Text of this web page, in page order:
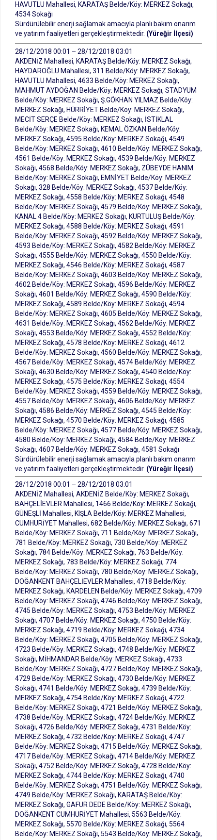
HAVUTLU Mahallesi, KARATAŞ Belde/Köy: MERKEZ Sokağı,
4534 Sokağı
Sürdürülebilir enerji sağlamak amacıyla planlı bakım onarım
ve yatırım faaliyetleri gerçekleştirmektedir. (Yüreğir İlçesi)
28/12/2018 00:01 – 28/12/2018 03:01
AKDENİZ Mahallesi, KARATAŞ Belde/Köy: MERKEZ Sokağı,
HAYDAROĞLU Mahallesi, 311 Belde/Köy: MERKEZ Sokağı,
HAVUTLU Mahallesi, 4633 Belde/Köy: MERKEZ Sokağı,
MAHMUT AYDOĞAN Belde/Köy: MERKEZ Sokağı, STADYUM
Belde/Köy: MERKEZ Sokağı, Ş.GÖKHAN YILMAZ Belde/Köy:
MERKEZ Sokağı, HÜRRİYET Belde/Köy: MERKEZ Sokağı,
MECİT SERÇE Belde/Köy: MERKEZ Sokağı, İSTİKLAL
Belde/Köy: MERKEZ Sokağı, KEMAL ÖZKAN Belde/Köy:
MERKEZ Sokağı, 4595 Belde/Köy: MERKEZ Sokağı, 4549
Belde/Köy: MERKEZ Sokağı, 4610 Belde/Köy: MERKEZ Sokağı,
4561 Belde/Köy: MERKEZ Sokağı, 4539 Belde/Köy: MERKEZ
Sokağı, 4568 Belde/Köy: MERKEZ Sokağı, ZÜBEYDE HANIM
Belde/Köy: MERKEZ Sokağı, EMNİYET Belde/Köy: MERKEZ
Sokağı, 328 Belde/Köy: MERKEZ Sokağı, 4537 Belde/Köy:
MERKEZ Sokağı, 4558 Belde/Köy: MERKEZ Sokağı, 4548
Belde/Köy: MERKEZ Sokağı, 4579 Belde/Köy: MERKEZ Sokağı,
KANAL 4 Belde/Köy: MERKEZ Sokağı, KURTULUŞ Belde/Köy:
MERKEZ Sokağı, 4588 Belde/Köy: MERKEZ Sokağı, 4591
Belde/Köy: MERKEZ Sokağı, 4592 Belde/Köy: MERKEZ Sokağı,
4593 Belde/Köy: MERKEZ Sokağı, 4582 Belde/Köy: MERKEZ
Sokağı, 4555 Belde/Köy: MERKEZ Sokağı, 4550 Belde/Köy:
MERKEZ Sokağı, 4546 Belde/Köy: MERKEZ Sokağı, 4587
Belde/Köy: MERKEZ Sokağı, 4603 Belde/Köy: MERKEZ Sokağı,
4602 Belde/Köy: MERKEZ Sokağı, 4596 Belde/Köy: MERKEZ
Sokağı, 4601 Belde/Köy: MERKEZ Sokağı, 4590 Belde/Köy:
MERKEZ Sokağı, 4589 Belde/Köy: MERKEZ Sokağı, 4594
Belde/Köy: MERKEZ Sokağı, 4605 Belde/Köy: MERKEZ Sokağı,
4631 Belde/Köy: MERKEZ Sokağı, 4562 Belde/Köy: MERKEZ
Sokağı, 4553 Belde/Köy: MERKEZ Sokağı, 4552 Belde/Köy:
MERKEZ Sokağı, 4578 Belde/Köy: MERKEZ Sokağı, 4612
Belde/Köy: MERKEZ Sokağı, 4560 Belde/Köy: MERKEZ Sokağı,
4567 Belde/Köy: MERKEZ Sokağı, 4574 Belde/Köy: MERKEZ
Sokağı, 4630 Belde/Köy: MERKEZ Sokağı, 4540 Belde/Köy:
MERKEZ Sokağı, 4575 Belde/Köy: MERKEZ Sokağı, 4554
Belde/Köy: MERKEZ Sokağı, 4559 Belde/Köy: MERKEZ Sokağı,
4557 Belde/Köy: MERKEZ Sokağı, 4606 Belde/Köy: MERKEZ
Sokağı, 4586 Belde/Köy: MERKEZ Sokağı, 4545 Belde/Köy:
MERKEZ Sokağı, 4570 Belde/Köy: MERKEZ Sokağı, 4585
Belde/Köy: MERKEZ Sokağı, 4577 Belde/Köy: MERKEZ Sokağı,
4580 Belde/Köy: MERKEZ Sokağı, 4584 Belde/Köy: MERKEZ
Sokağı, 4607 Belde/Köy: MERKEZ Sokağı, 4581 Sokağı
Sürdürülebilir enerji sağlamak amacıyla planlı bakım onarım
ve yatırım faaliyetleri gerçekleştirmektedir. (Yüreğir İlçesi)
28/12/2018 00:01 – 28/12/2018 03:01
AKDENİZ Mahallesi, AKDENİZ Belde/Köy: MERKEZ Sokağı,
BAHÇELİEVLER Mahallesi, 1466 Belde/Köy: MERKEZ Sokağı,
GÜNEŞLİ Mahallesi, KIŞLA Belde/Köy: MERKEZ Mahallesi,
CUMHURİYET Mahallesi, 682 Belde/Köy: MERKEZ Sokağı, 671
Belde/Köy: MERKEZ Sokağı, 711 Belde/Köy: MERKEZ Sokağı,
781 Belde/Köy: MERKEZ Sokağı, 730 Belde/Köy: MERKEZ
Sokağı, 784 Belde/Köy: MERKEZ Sokağı, 763 Belde/Köy:
MERKEZ Sokağı, 783 Belde/Köy: MERKEZ Sokağı, 774
Belde/Köy: MERKEZ Sokağı, 780 Belde/Köy: MERKEZ Sokağı,
DOĞANKENT BAHÇELİEVLER Mahallesi, 4718 Belde/Köy:
MERKEZ Sokağı, KARDELEN Belde/Köy: MERKEZ Sokağı, 4709
Belde/Köy: MERKEZ Sokağı, 4746 Belde/Köy: MERKEZ Sokağı,
4745 Belde/Köy: MERKEZ Sokağı, 4753 Belde/Köy: MERKEZ
Sokağı, 4707 Belde/Köy: MERKEZ Sokağı, 4750 Belde/Köy:
MERKEZ Sokağı, 4719 Belde/Köy: MERKEZ Sokağı, 4734
Belde/Köy: MERKEZ Sokağı, 4705 Belde/Köy: MERKEZ Sokağı,
4723 Belde/Köy: MERKEZ Sokağı, 4748 Belde/Köy: MERKEZ
Sokağı, MİHMANDAR Belde/Köy: MERKEZ Sokağı, 4733
Belde/Köy: MERKEZ Sokağı, 4727 Belde/Köy: MERKEZ Sokağı,
4729 Belde/Köy: MERKEZ Sokağı, 4730 Belde/Köy: MERKEZ
Sokağı, 4741 Belde/Köy: MERKEZ Sokağı, 4739 Belde/Köy:
MERKEZ Sokağı, 4754 Belde/Köy: MERKEZ Sokağı, 4722
Belde/Köy: MERKEZ Sokağı, 4721 Belde/Köy: MERKEZ Sokağı,
4738 Belde/Köy: MERKEZ Sokağı, 4724 Belde/Köy: MERKEZ
Sokağı, 4726 Belde/Köy: MERKEZ Sokağı, 4731 Belde/Köy:
MERKEZ Sokağı, 4732 Belde/Köy: MERKEZ Sokağı, 4747
Belde/Köy: MERKEZ Sokağı, 4715 Belde/Köy: MERKEZ Sokağı,
4717 Belde/Köy: MERKEZ Sokağı, 4714 Belde/Köy: MERKEZ
Sokağı, 4752 Belde/Köy: MERKEZ Sokağı, 4728 Belde/Köy:
MERKEZ Sokağı, 4744 Belde/Köy: MERKEZ Sokağı, 4740
Belde/Köy: MERKEZ Sokağı, 4751 Belde/Köy: MERKEZ Sokağı,
4749 Belde/Köy: MERKEZ Sokağı, KARATAŞ Belde/Köy:
MERKEZ Sokağı, GAFUR DEDE Belde/Köy: MERKEZ Sokağı,
DOĞANKENT CUMHURİYET Mahallesi, 5563 Belde/Köy:
MERKEZ Sokağı, 5570 Belde/Köy: MERKEZ Sokağı, 5564
Belde/Köy: MERKEZ Sokağı, 5543 Belde/Köy: MERKEZ Sokağı,